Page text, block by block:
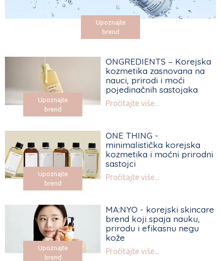
Upoznajte
brend
Upoznajte
brend
ONGREDIENTS – Korejska
kozmetika zasnovana na
nauci, prirodi i moći
pojedinačnih sastojaka
Pročitajte više...
Upoznajte
brend
ONE THING -
minimalistička korejska
kozmetika i moćni prirodni
sastojci
Pročitajte više...
Upoznajte
brend
MA:NYO - korejski skincare
brend koji spaja nauku,
prirodu i efikasnu negu
kože
Pročitajte više...